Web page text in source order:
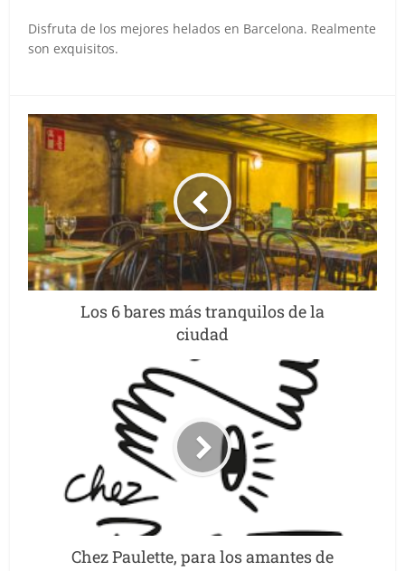
Disfruta de los mejores helados en Barcelona. Realmente
son exquisitos.
Los 6 bares más tranquilos de la
ciudad
Chez Paulette, para los amantes de